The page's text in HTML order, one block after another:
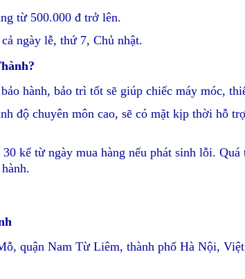
từ 500.000 đ trở lên.
ngày lễ, thứ 7, Chủ nhật.
hành, bảo trì tốt sẽ giúp chiếc máy móc,
độ chuyên môn cao, sẽ có mặt kịp thời hỗ
kể từ ngày mua hàng nếu phát sinh lỗi. Quá
quận Nam Từ Liêm, thành phố Hà Nội,